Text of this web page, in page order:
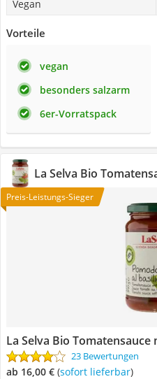
Vegan
Vorteile
vegan
besonders salzarm
6er-Vorratspack
La Selva Bio
Preis-Leistungs-Sieger
La Selva Bio Tomatensauce
23 Bewertungen
ab 16,00 € ( Sofort lieferbar)